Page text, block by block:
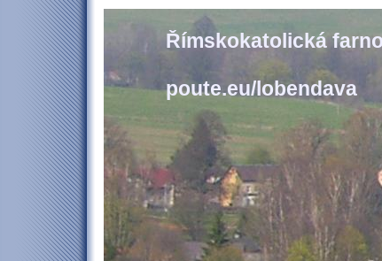
Římskokatolická
poute.eu/lobendava